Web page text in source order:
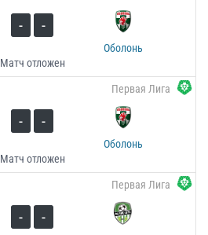
- -
Оболонь
Матч отложен
Первая Лига
- -
Оболонь
Матч отложен
Первая Лига
- -